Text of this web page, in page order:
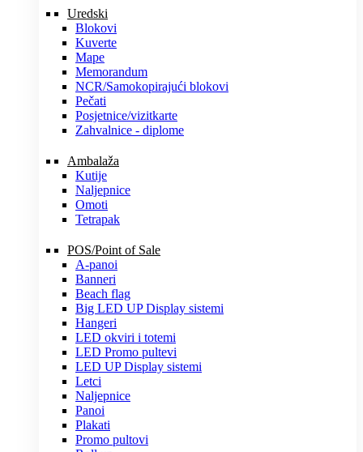
Uredski
Blokovi
Kuverte
Mape
Memorandum
NCR/Samokopirajući blokovi
Pečati
Posjetnice/vizitkarte
Zahvalnice - diplome
Ambalaža
Kutije
Naljepnice
Omoti
Tetrapak
POS/Point of Sale
A-panoi
Banneri
Beach flag
Big LED UP Display sistemi
Hangeri
LED okviri i totemi
LED Promo pultevi
LED UP Display sistemi
Letci
Naljepnice
Panoi
Plakati
Promo pultovi